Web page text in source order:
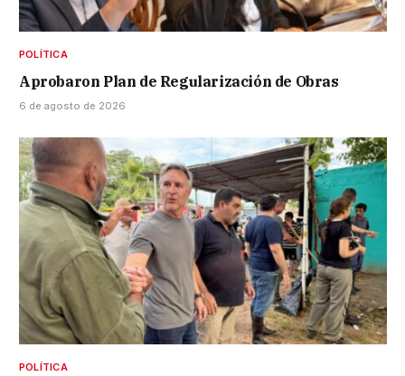
POLÍTICA
Aprobaron Plan de Regularización de Obras
6 de agosto de 2026
POLÍTICA